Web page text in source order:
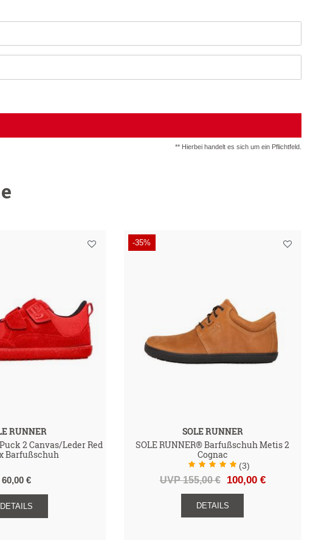
** Hierbei handelt es sich um ein Pflichtfeld.
RUNNER
2 Canvas/Leder Red
Barfußschuh
60,00 €
DETAILS
-35%
SOLE RUNNER
SOLE RUNNER® Barfußschuh Metis 2
Cognac
(3)
UVP 155,00 € 100,00 €
DETAILS